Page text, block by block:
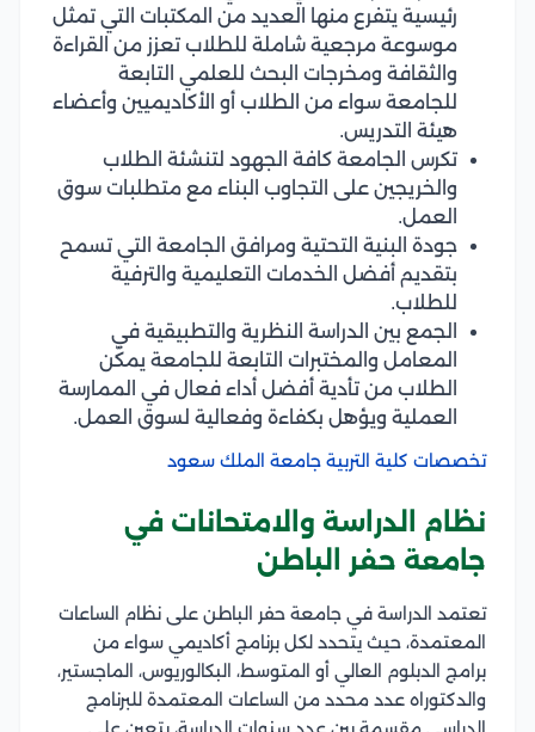
رئيسية يتفرع منها العديد من المكتبات التي تمثل
موسوعة مرجعية شاملة للطلاب تعزز من القراءة
والثقافة ومخرجات البحث للعلمي التابعة
للجامعة سواء من الطلاب أو الأكاديميين وأعضاء
هيئة التدريس.
تكرس الجامعة كافة الجهود لتنشئة الطلاب
والخريجين على التجاوب البناء مع متطلبات سوق
العمل.
جودة البنية التحتية ومرافق الجامعة التي تسمح
بتقديم أفضل الخدمات التعليمية والترفية
للطلاب.
الجمع بين الدراسة النظرية والتطبيقية في
المعامل والمختبرات التابعة للجامعة يمكّن
الطلاب من تأدية أفضل أداء فعال في الممارسة
العملية ويؤهل بكفاءة وفعالية لسوق العمل.
تخصصات كلية التربية جامعة الملك سعود
نظام الدراسة والامتحانات في
جامعة حفر الباطن
تعتمد الدراسة في جامعة حفر الباطن على نظام الساعات
المعتمدة، حيث يتحدد لكل برنامج أكاديمي سواء من
برامج الدبلوم العالي أو المتوسط، البكالوريوس، الماجستير،
والدكتوراه عدد محدد من الساعات المعتمدة للبرنامج